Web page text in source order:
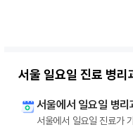
서울 일요일 진료 병
서울에서 일요일 병
서울에서 일요일 진료가